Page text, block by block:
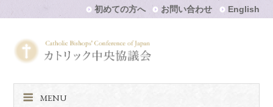
初めての方へ お問い合わせ English
MENU